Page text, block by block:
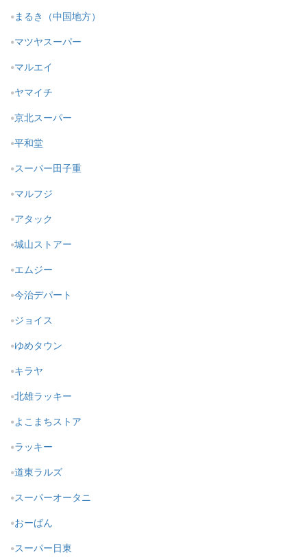
まるき（中国地方）
マツヤスーパー
マルエイ
ヤマイチ
京北スーパー
平和堂
スーパー田子重
マルフジ
アタック
城山ストアー
エムジー
今治デパート
ジョイス
ゆめタウン
キラヤ
北雄ラッキー
よこまちストア
ラッキー
道東ラルズ
スーパーオータニ
おーばん
スーパー日東